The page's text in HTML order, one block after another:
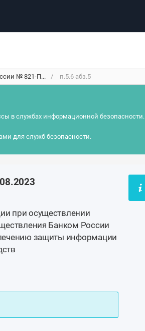
№ 821-П... п.5.6 абз.5
в службах информационной безопасности.
для служб безопасности.
при осуществлении
Банком России
защиты информации